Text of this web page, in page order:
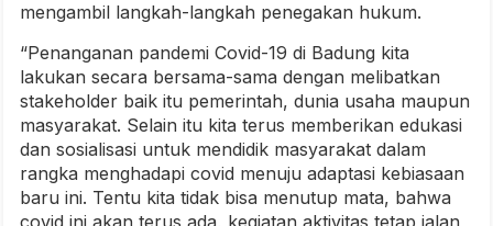
mengambil langkah-langkah penegakan hukum.
“Penanganan pandemi Covid-19 di Badung kita
lakukan secara bersama-sama dengan melibatkan
stakeholder baik itu pemerintah, dunia usaha maupun
masyarakat. Selain itu kita terus memberikan edukasi
dan sosialisasi untuk mendidik masyarakat dalam
rangka menghadapi covid menuju adaptasi kebiasaan
baru ini. Tentu kita tidak bisa menutup mata, bahwa
covid ini akan terus ada, kegiatan aktivitas tetap jalan